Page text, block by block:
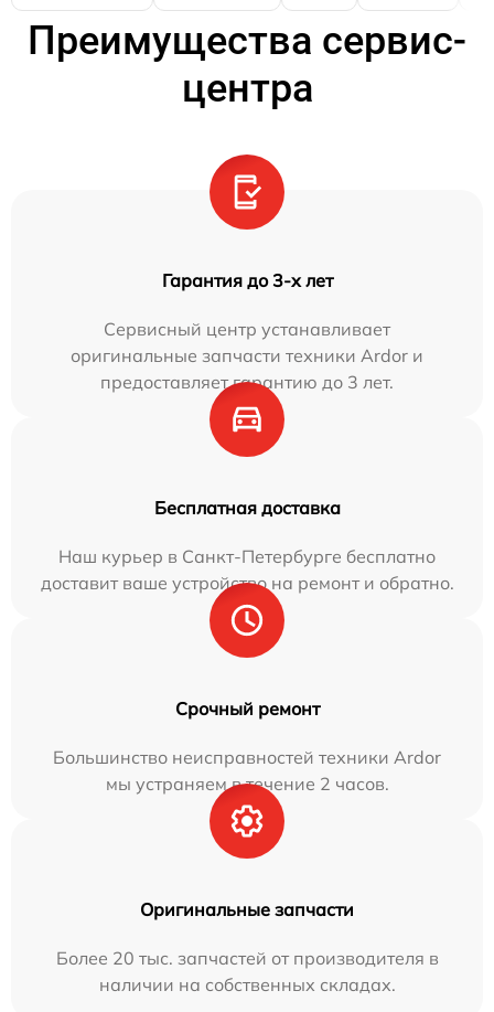
Преимущества сервис-
центра
Гарантия до 3-х лет
Сервисный центр устанавливает
оригинальные запчасти техники Ardor и
предоставляет гарантию до 3 лет.
Бесплатная доставка
Наш курьер в Санкт-Петербурге бесплатно
доставит ваше устройство на ремонт и обратно.
Срочный ремонт
Большинство неисправностей техники Ardor
мы устраняем в течение 2 часов.
Оригинальные запчасти
Более 20 тыс. запчастей от производителя в
наличии на собственных складах.